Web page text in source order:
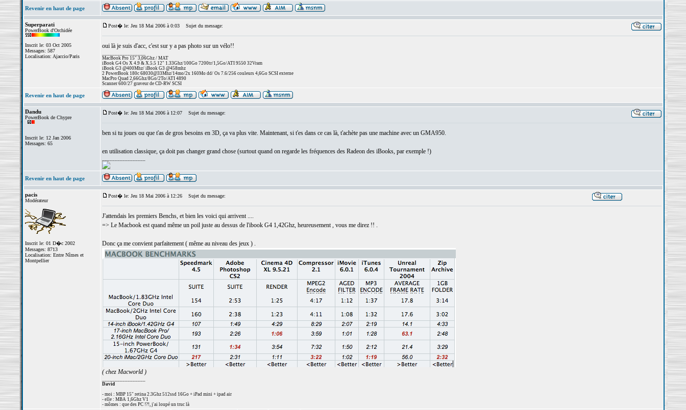
Revenir en haut de page
Superparati
PowerBook d'Orchidée
Inscrit le: 03 Oct 2005
Messages: 587
Localisation: Ajaccio/Paris
Post� le: Jeu 18 Mai 2006 à 0:03 Sujet du message:
oui là je suis d'acc, c'est sur y a pas photo sur un vélo!!
MacBook Pro 15" 3,06Ghz / MAT
iBook G4 Os X 4.9 & X.5.5 12" 1.33Ghz/100Go 7200tr/1,5Go/ATI 9550 32Vram
iBook G3 @400Mhz/ iBook G3 @458mhz
2 PowerBook 180c 68030@33Mhz/14mo/2x 160Mo dd/ Os 7.6/256 couleurs 4,6Go SCSI externe
MacPro Quad 2,66Ghz/8Go/2To/ATI 4890
Scanner 600/27 graveur de CD-RW SCSI
Revenir en haut de page
Dandu
PowerBook de Chypre
Inscrit le: 12 Jan 2006
Messages: 65
Post� le: Jeu 18 Mai 2006 à 12:07 Sujet du message:
ben si tu joues ou que t'as de gros besoins en 3D, ça va plus vite. Maintenant, si t'es dans ce cas là, t'achète pas une machine avec un GMA950.
en utilisation classique, ça doit pas changer grand chose (surtout quand on regarde les fréquences des Radeon des iBooks, par exemple !)
Revenir en haut de page
pacis
Modérateur
Inscrit le: 01 D�c 2002
Messages: 8713
Localisation: Entre Nîmes et
Montpellier
Post� le: Jeu 18 Mai 2006 à 12:26 Sujet du message:
J'attendais les premiers Benchs, et bien les voici qui arrivent ....
=> Le Macbook est quand même un poil juste au dessus de l'ibook G4 1,42Ghz, heureusement , vous me direz !! .
Donc ça me convient parfaitement ( même au niveau des jeux ) .
( chez Macworld )
David
- moi : MBP 15" retina 2.3Ghz 512ssd 16Go + iPad mini + ipad air
- elle : MBA 1,6Ghz V1
- mômes : que des PC !?!, j'ai loupé un truc là